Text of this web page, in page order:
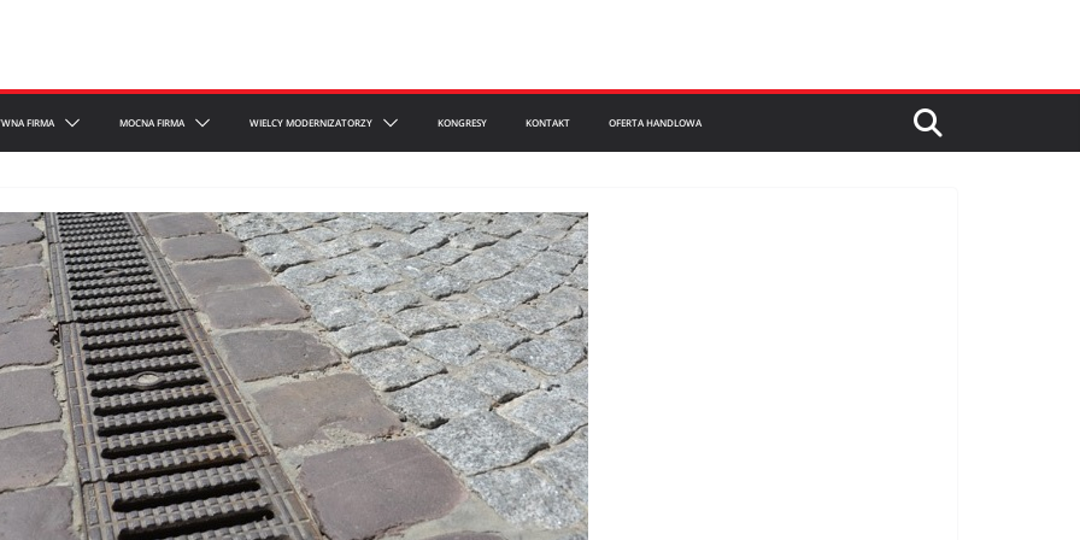
FIRMA MOCNA FIRMA WIELCY MODERNIZATORZY KONGRESY KONTAKT OFERTA HANDLOWA